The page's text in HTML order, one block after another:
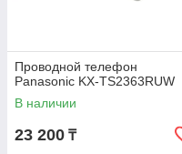
Проводной телефон
Panasonic KX-TS2363RUW
В наличии
23 200 ₸